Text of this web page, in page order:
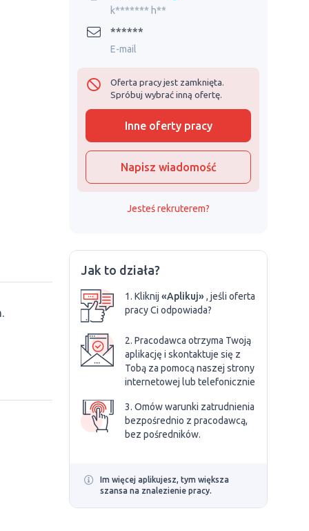
k******* h**
******
E-mail
Oferta pracy jest zamknięta.
Spróbuj wybrać inną ofertę.
Inne oferty pracy
Napisz wiadomość
Jesteś rekruterem?
Jak to działa?
1. Kliknij «Aplikuj», jeśli oferta
pracy Ci odpowiada?
2. Pracodawca otrzyma Twoją
aplikację i skontaktuje się z
Tobą za pomocą naszej strony
internetowej lub telefonicznie
3. Omów warunki zatrudnienia
bezpośrednio z pracodawcą,
bez pośredników.
Im więcej aplikujesz, tym większa
szansa na znalezienie pracy.